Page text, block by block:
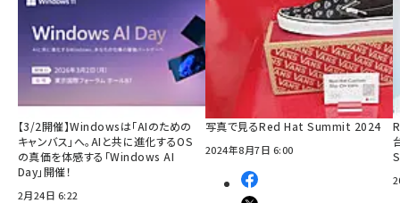
【3/2開催】Windowsは「AIのための
キャンバス」へ。AIと共に進化するOS
の真価を体感する「Windows AI
Day」開催！
2月24日 6:22
写真で見るRed Hat Summit 2024
2024年8月7日 6:00